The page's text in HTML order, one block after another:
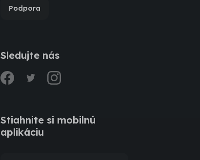
Podpora
Sledujte nás
facebook
twitterinstagram
Stiahnite si mobilnú
aplikáciu